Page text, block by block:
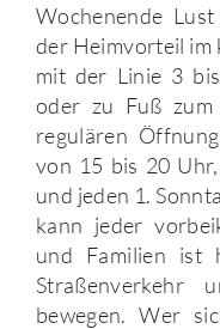
Wochenende
der Heimvorteil im
mit der Linie 3
oder zu Fuß zum
regulären
von 15 bis 20
und jeden 1.
kann jeder
und Familien ist
Straßenverkehr
bewegen. Wer